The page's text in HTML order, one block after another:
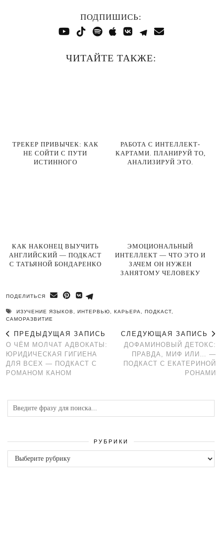
ПОДПИШИСЬ:
ЧИТАЙТЕ ТАКЖЕ:
ТРЕКЕР ПРИВЫЧЕК: КАК
НЕ СОЙТИ С ПУТИ
ИСТИННОГО
РАБОТА С ИНТЕЛЛЕКТ-
КАРТАМИ. ПЛАНИРУЙ ТО,
АНАЛИЗИРУЙ ЭТО.
КАК НАКОНЕЦ ВЫУЧИТЬ
АНГЛИЙСКИЙ — ПОДКАСТ
С ТАТЬЯНОЙ БОНДАРЕНКО
ЭМОЦИОНАЛЬНЫЙ
ИНТЕЛЛЕКТ — ЧТО ЭТО И
ЗАЧЕМ ОН НУЖЕН
ЗАНЯТОМУ ЧЕЛОВЕКУ
ПОДЕЛИТЬСЯ
ИЗУЧЕНИЕ ЯЗЫКОВ ИНТЕРВЬЮ КАРЬЕРА ПОДКАСТ
САМОРАЗВИТИЕ
ПРЕДЫДУЩАЯ ЗАПИСЬ
О ЧЁМ МОЛЧАТ АДВОКАТЫ:
ЮРИДИЧЕСКАЯ ГИГИЕНА
ДЛЯ ВСЕХ — ПОДКАСТ С
РОМАНОМ КАНОМ
СЛЕДУЮЩАЯ ЗАПИСЬ
ДОФАМИНОВЫЙ ДЕТОКС:
ПРАВДА, МИФ ИЛИ… —
ПОДКАСТ С ЕКАТЕРИНОЙ
РОНАМИ
РУБРИКИ
Рубрики